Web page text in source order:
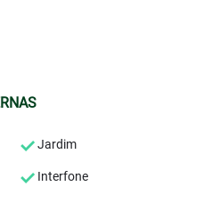
Jardim
Interfone